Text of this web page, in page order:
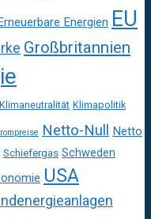
Energien EU
Großbritannien
Klimaneutralität Klimapolitik
Netto-Null
Netto
Schiefergas Schweden
USA